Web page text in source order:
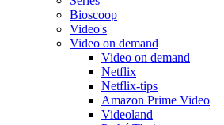
Bioscoop
Video's
Video on demand
Video on demand
Netflix
Netflix-tips
Amazon Prime Video
Videoland